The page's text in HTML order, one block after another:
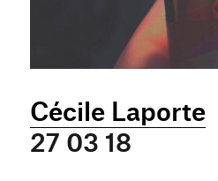
Cécile Laporte
27 03 18